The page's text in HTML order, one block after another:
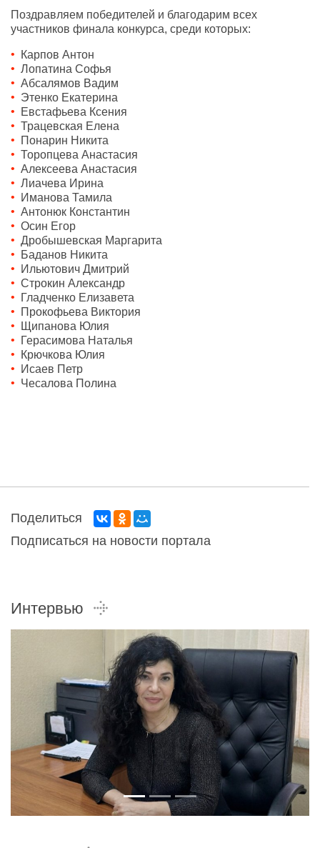
Поздравляем победителей и благодарим всех
участников финала конкурса, среди которых:
Карпов Антон
Лопатина Софья
Абсалямов Вадим
Этенко Екатерина
Евстафьева Ксения
Трацевская Елена
Понарин Никита
Торопцева Анастасия
Алексеева Анастасия
Лиачева Ирина
Иманова Тамила
Антонюк Константин
Осин Егор
Дробышевская Маргарита
Баданов Никита
Ильютович Дмитрий
Строкин Александр
Гладченко Елизавета
Прокофьева Виктория
Щипанова Юлия
Герасимова Наталья
Крючкова Юлия
Исаев Петр
Чесалова Полина
Поделиться
Подписаться на новости портала
Интервью